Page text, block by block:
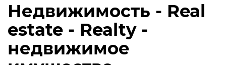
Недвижимость - Real
estate - Realty -
недвижимое